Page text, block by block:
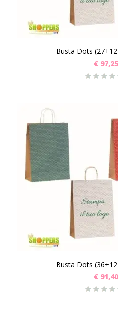
Busta Dots
€ 97,25
Busta Dots
€ 91,40